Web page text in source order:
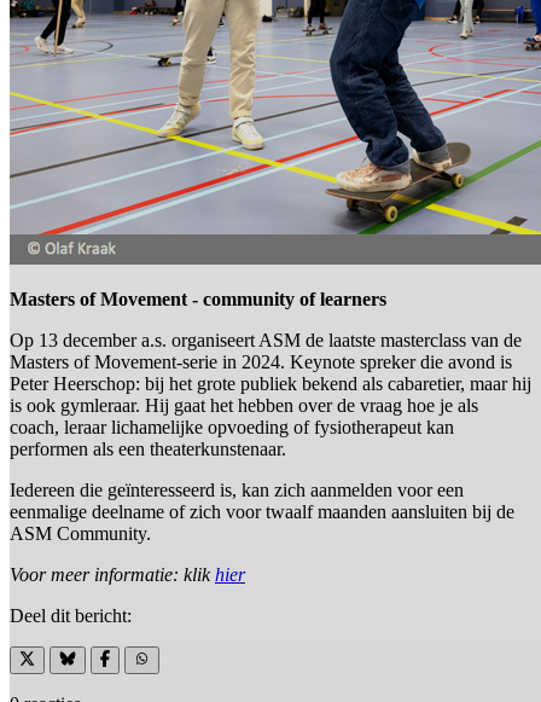
Masters of Movement - community of learners
Op 13 december a.s. organiseert ASM de laatste masterclass van de
Masters of Movement-serie in 2024. Keynote spreker die avond is
Peter Heerschop: bij het grote publiek bekend als cabaretier, maar hij
is ook gymleraar. Hij gaat het hebben over de vraag hoe je als
coach, leraar lichamelijke opvoeding of fysiotherapeut kan
performen als een theaterkunstenaar.
Iedereen die geïnteresseerd is, kan zich aanmelden voor een
eenmalige deelname of zich voor twaalf maanden aansluiten bij de
ASM Community.
Voor meer informatie: klikhier
Deel dit bericht: